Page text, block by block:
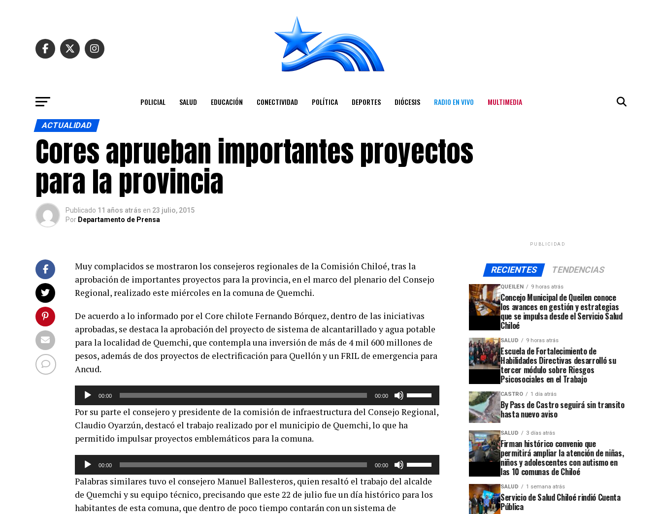
POLICIAL SALUD EDUCACIÓN CONECTIVIDAD POLÍTICA DEPORTES DIÓCESIS RADIO EN VIVO MULTIMEDIA
ACTUALIDAD
Cores aprueban importantes proyectos
para la provincia
Publicado 11 años atrás en 23 julio, 2015
Por Departamento de Prensa
Muy complacidos se mostraron los consejeros regionales de la Comisión Chiloé, tras la
aprobación de importantes proyectos para la provincia, en el marco del plenario del Consejo
Regional, realizado este miércoles en la comuna de Quemchi.
De acuerdo a lo informado por el Core chilote Fernando Bórquez, dentro de las iniciativas
aprobadas, se destaca la aprobación del proyecto de sistema de alcantarillado y agua potable
para la localidad de Quemchi, que contempla una inversión de más de 4 mil 600 millones de
pesos, además de dos proyectos de electrificación para Quellón y un FRIL de emergencia para
Ancud.
Reproductor
audio
00:00 00:00
teclas
de
para
aumentar
o
disminuir
Por su parte el consejero y presidente de la comisión de infraestructura del Consejo Regional,
Claudio Oyarzún, destacó el trabajo realizado por el municipio de Quemchi, lo que ha
permitido impulsar proyectos emblemáticos para la comuna.
Reproductor
audio
00:00 00:00
teclas
de
Palabras similares tuvo el consejero Manuel Ballesteros, quien resaltó el trabajo del alcalde
de Quemchi y su equipo técnico, precisando que este 22 de julio fue un día histórico para los
habitantes de esta comuna, que dentro de poco tiempo contarán con un sistema de
PUBLICIDAD
RECIENTES TENDENCIAS
QUEILEN 9 horas atrás
Concejo Municipal de Queilen conoce
los avances en gestión y estrategias
que se impulsa desde el Servicio Salud
Chiloé
SALUD 9 horas atrás
Escuela de Fortalecimiento de
Habilidades Directivas desarrolló su
tercer módulo sobre Riesgos
Psicosociales en el Trabajo
CASTRO 1 día atrás
By Pass de Castro seguirá sin transito
hasta nuevo aviso
SALUD 3 días atrás
Firman histórico convenio que
permitirá ampliar la atención de niñas,
niños y adolescentes con autismo en
las 10 comunas de Chiloé
SALUD 1 semana atrás
Servicio de Salud Chiloé rindió Cuenta
Pública